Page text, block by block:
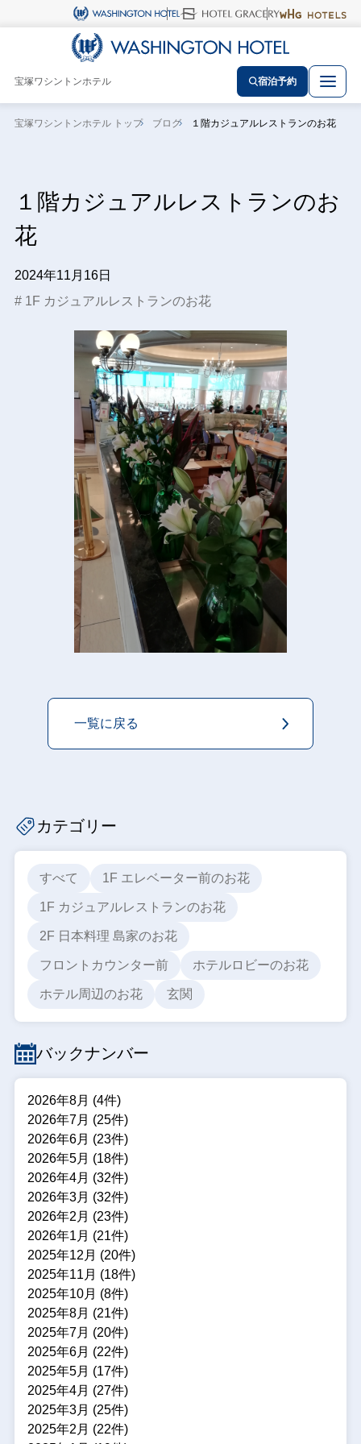
宝塚ワシントンホテル 宿泊予約
宝塚ワシントンホテル トップ ブログ １階カジュアルレストランのお花
１階カジュアルレストランのお
花
2024年11月16日
1F カジュアルレストランのお花
一覧に戻る
カテゴリー
すべて 1F エレベーター前のお花
1F カジュアルレストランのお花
2F 日本料理 島家のお花
フロントカウンター前 ホテルロビーのお花
ホテル周辺のお花 玄関
バックナンバー
2026年8月 (4件)
2026年7月 (25件)
2026年6月 (23件)
2026年5月 (18件)
2026年4月 (32件)
2026年3月 (32件)
2026年2月 (23件)
2026年1月 (21件)
2025年12月 (20件)
2025年11月 (18件)
2025年10月 (8件)
2025年8月 (21件)
2025年7月 (20件)
2025年6月 (22件)
2025年5月 (17件)
2025年4月 (27件)
2025年3月 (25件)
2025年2月 (22件)